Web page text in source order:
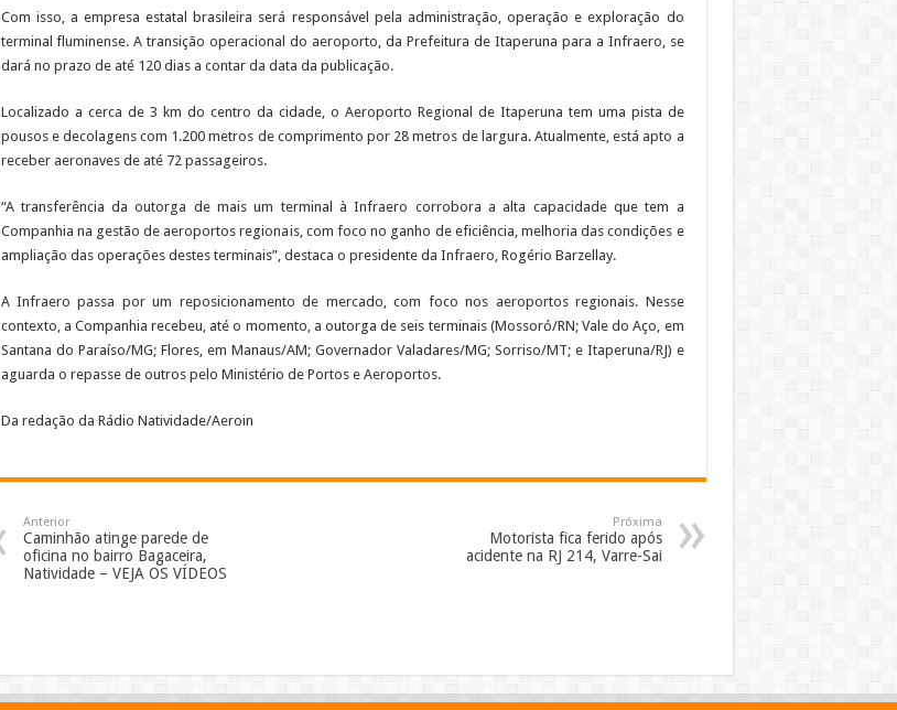
Com isso, a empresa estatal brasileira será responsável pela administração, operação e exploração do
terminal fluminense. A transição operacional do aeroporto, da Prefeitura de Itaperuna para a Infraero, se
dará no prazo de até 120 dias a contar da data da publicação.
Localizado a cerca de 3 km do centro da cidade, o Aeroporto Regional de Itaperuna tem uma pista de
pousos e decolagens com 1.200 metros de comprimento por 28 metros de largura. Atualmente, está apto a
receber aeronaves de até 72 passageiros.
“A transferência da outorga de mais um terminal à Infraero corrobora a alta capacidade que tem a
Companhia na gestão de aeroportos regionais, com foco no ganho de eficiência, melhoria das condições e
ampliação das operações destes terminais”, destaca o presidente da Infraero, Rogério Barzellay.
A Infraero passa por um reposicionamento de mercado, com foco nos aeroportos regionais. Nesse
contexto, a Companhia recebeu, até o momento, a outorga de seis terminais (Mossoró/RN; Vale do Aço, em
Santana do Paraíso/MG; Flores, em Manaus/AM; Governador Valadares/MG; Sorriso/MT; e Itaperuna/RJ) e
aguarda o repasse de outros pelo Ministério de Portos e Aeroportos.
Da redação da Rádio Natividade/Aeroin
Anterior
Caminhão atinge parede de
oficina no bairro Bagaceira,
Natividade – VEJA OS VÍDEOS
Próxima
Motorista fica ferido após
acidente na RJ 214, Varre-Sai